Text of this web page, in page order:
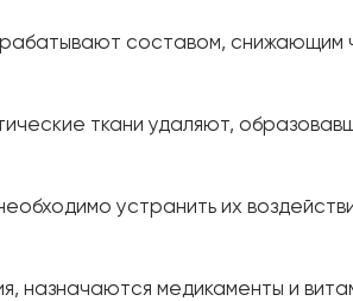
составом, снижающим
ткани удаляют,
устранить их
назначаются медикаменты и